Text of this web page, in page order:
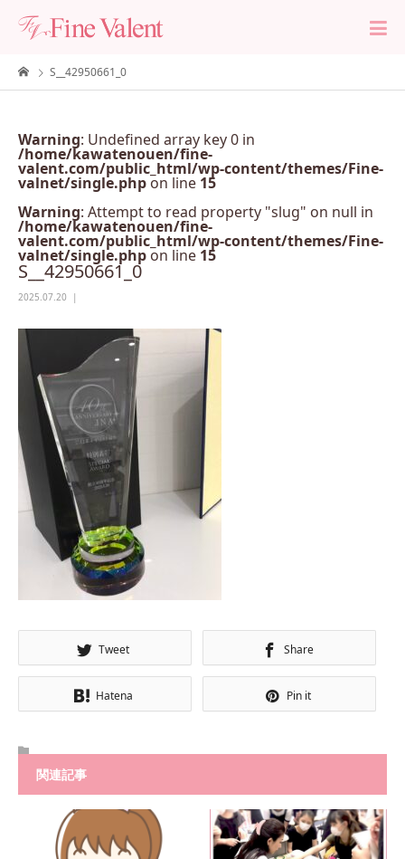
S__42950661_0
Warning: Undefined array key 0 in
/home/kawatenouen/fine-
valent.com/public_html/wp-content/themes/Fine-
valnet/single.phpon line 15
Warning: Attempt to read property "slug" on null in
/home/kawatenouen/fine-
valent.com/public_html/wp-content/themes/Fine-
valnet/single.phpon line 15
S__42950661_0
2025.07.20
Tweet Share
Hatena Pin it
関連記事